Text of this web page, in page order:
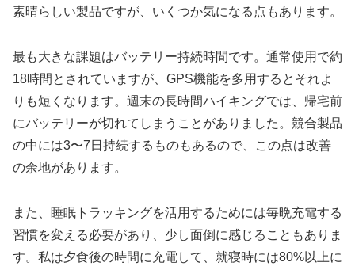
素晴らしい製品ですが、いくつか気になる点もあります。
最も大きな課題はバッテリー持続時間です。通常使用で約
18時間とされていますが、GPS機能を多用するとそれよ
りも短くなります。週末の長時間ハイキングでは、帰宅前
にバッテリーが切れてしまうことがありました。競合製品
の中には3〜7日持続するものもあるので、この点は改善
の余地があります。
また、睡眠トラッキングを活用するためには毎晩充電する
習慣を変える必要があり、少し面倒に感じることもありま
す。私は夕食後の時間に充電して、就寝時には80%以上に